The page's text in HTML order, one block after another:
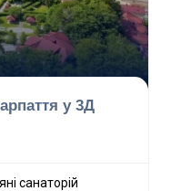
у 3Д
санаторій